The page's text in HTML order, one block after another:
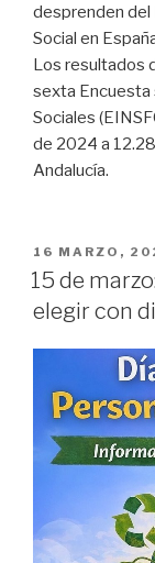
desprenden del
Social en
Los resultados
sexta
Sociales
de 2024 a
Andalucía.
PUBLICADO
EN
16 MARZO,
15 de
elegir con